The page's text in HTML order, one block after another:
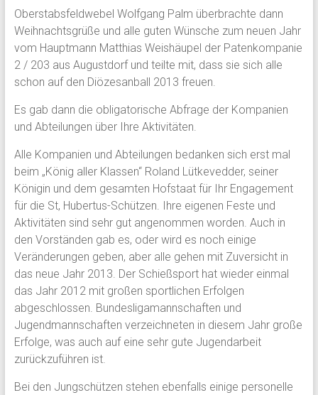
Oberstabsfeldwebel Wolfgang Palm überbrachte dann
Weihnachtsgrüße und alle guten Wünsche zum neuen Jahr
vom Hauptmann Matthias Weishäupel der Patenkompanie
2 / 203 aus Augustdorf und teilte mit, dass sie sich alle
schon auf den Diözesanball 2013 freuen.
Es gab dann die obligatorische Abfrage der Kompanien
und Abteilungen über Ihre Aktivitäten.
Alle Kompanien und Abteilungen bedanken sich erst mal
beim „König aller Klassen“ Roland Lütkevedder, seiner
Königin und dem gesamten Hofstaat für Ihr Engagement
für die St, Hubertus-Schützen. Ihre eigenen Feste und
Aktivitäten sind sehr gut angenommen worden. Auch in
den Vorständen gab es, oder wird es noch einige
Veränderungen geben, aber alle gehen mit Zuversicht in
das neue Jahr 2013. Der Schießsport hat wieder einmal
das Jahr 2012 mit großen sportlichen Erfolgen
abgeschlossen. Bundesligamannschaften und
Jugendmannschaften verzeichneten in diesem Jahr große
Erfolge, was auch auf eine sehr gute Jugendarbeit
zurückzuführen ist.
Bei den Jungschützen stehen ebenfalls einige personelle